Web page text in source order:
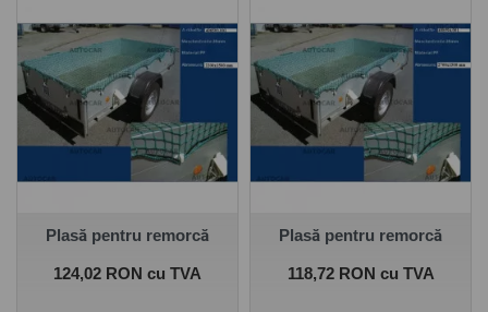
Plasă pentru remorcă
Pret
124,02 RON cu TVA
Plasă pentru remorcă
Pret
118,72 RON cu TVA